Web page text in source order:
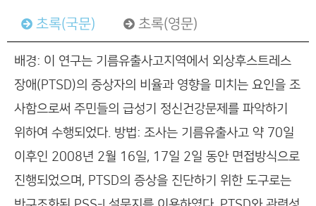
초록(국문) 초록(영문)
배경: 이 연구는 기름유출사고지역에서 외상후스트레스
장애(PTSD)의 증상자의 비율과 영향을 미치는 요인을 조
사함으로써 주민들의 급성기 정신건강문제를 파악하기
위하여 수행되었다. 방법: 조사는 기름유출사고 약 70일
이후인 2008년 2월 16일, 17일 2일 동안 면접방식으로
진행되었으며, PTSD의 증상을 진단하기 위한 도구로는